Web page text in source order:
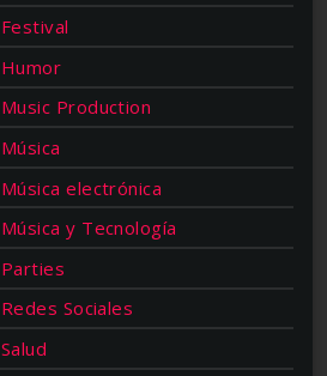
Festival
Humor
Music Production
Música
Música electrónica
Música y Tecnología
Parties
Redes Sociales
Salud